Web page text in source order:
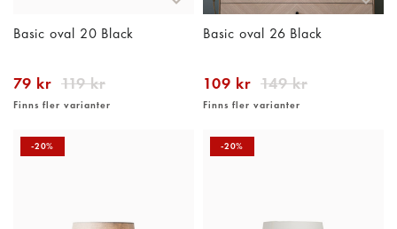
Basic oval 20 Black
79 kr 119 kr
Finns fler varianter
Basic oval 26 Black
109 kr 149 kr
Finns fler varianter
-20% -20%